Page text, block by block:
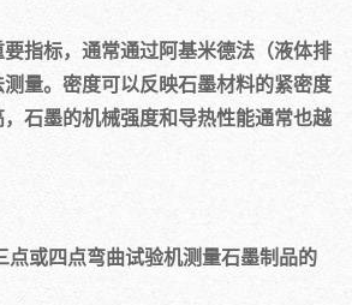
指标，通常通过阿基米德法（液体排
量。密度可以反映石墨材料的紧密度
石墨的机械强度和导热性能通常也越
点或四点弯曲试验机测量石墨制品的